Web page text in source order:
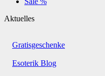
Aktuelles
Gratisgeschenke
Esoterik Blog